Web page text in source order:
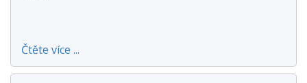
Čtěte více ...